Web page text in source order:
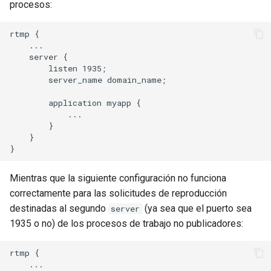
procesos:
rtmp {
    ...
    server {
        listen 1935;
        server_name domain_name;
        application myapp {
            ...
        }
    }
Mientras que la siguiente configuración no funciona
correctamente para las solicitudes de reproducción
destinadas al segundo server (ya sea que el puerto sea
1935 o no) de los procesos de trabajo no publicadores:
rtmp {
    ...